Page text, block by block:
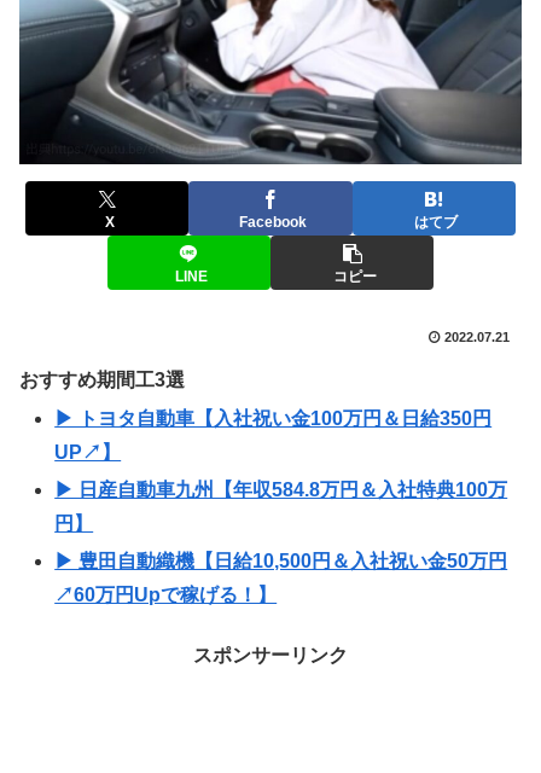
X Facebook はてブ
LINE コピー
2022.07.21
おすすめ期間工3選
▶ トヨタ自動車【入社祝い金100万円＆日給350円
UP↗】
▶ 日産自動車九州【年収584.8万円＆入社特典100万
円】
▶ 豊田自動織機【日給10,500円＆入社祝い金50万円
↗60万円Upで稼げる！】
スポンサーリンク